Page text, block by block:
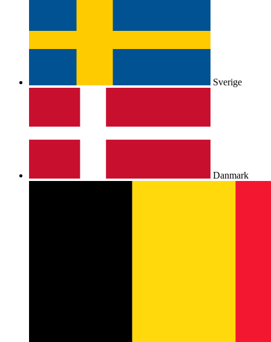
Sverige
Danmark